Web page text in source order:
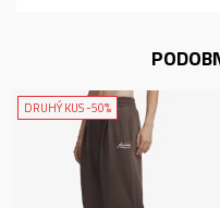
DRUHÝ KUS -50%